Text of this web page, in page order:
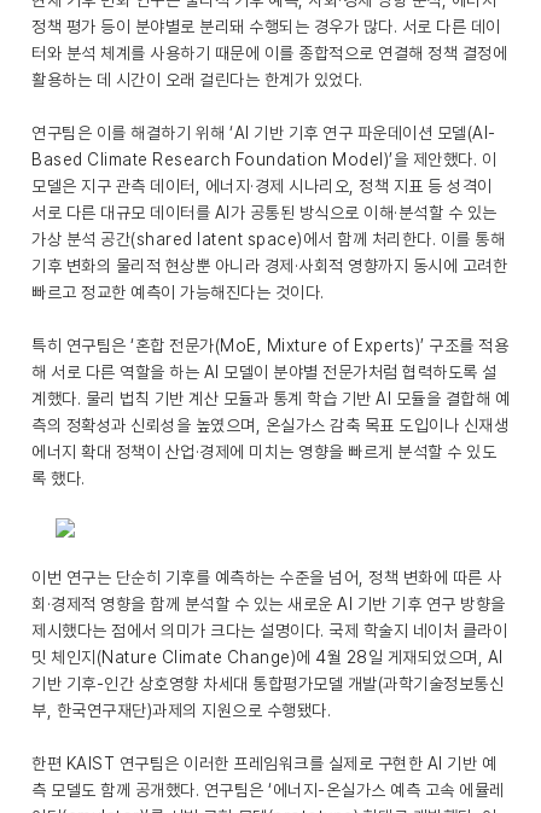
정책 평가 등이 분야별로 분리돼 수행되는 경우가 많다. 서로 다른 데이
터와 분석 체계를 사용하기 때문에 이를 종합적으로 연결해 정책 결정에
활용하는 데 시간이 오래 걸린다는 한계가 있었다.
연구팀은 이를 해결하기 위해 ‘AI 기반 기후 연구 파운데이션 모델(AI-
Based Climate Research Foundation Model)’을 제안했다. 이
모델은 지구 관측 데이터, 에너지·경제 시나리오, 정책 지표 등 성격이
서로 다른 대규모 데이터를 AI가 공통된 방식으로 이해·분석할 수 있는
가상 분석 공간(shared latent space)에서 함께 처리한다. 이를 통해
기후 변화의 물리적 현상뿐 아니라 경제·사회적 영향까지 동시에 고려한
빠르고 정교한 예측이 가능해진다는 것이다.
특히 연구팀은 ‘혼합 전문가(MoE, Mixture of Experts)’ 구조를 적용
해 서로 다른 역할을 하는 AI 모델이 분야별 전문가처럼 협력하도록 설
계했다. 물리 법칙 기반 계산 모듈과 통계 학습 기반 AI 모듈을 결합해 예
측의 정확성과 신뢰성을 높였으며, 온실가스 감축 목표 도입이나 신재생
에너지 확대 정책이 산업·경제에 미치는 영향을 빠르게 분석할 수 있도
록 했다.
이번 연구는 단순히 기후를 예측하는 수준을 넘어, 정책 변화에 따른 사
회·경제적 영향을 함께 분석할 수 있는 새로운 AI 기반 기후 연구 방향을
제시했다는 점에서 의미가 크다는 설명이다. 국제 학술지 네이처 클라이
밋 체인지(Nature Climate Change)에 4월 28일 게재되었으며, AI
기반 기후-인간 상호영향 차세대 통합평가모델 개발(과학기술정보통신
부, 한국연구재단)과제의 지원으로 수행됐다.
한편 KAIST 연구팀은 이러한 프레임워크를 실제로 구현한 AI 기반 예
측 모델도 함께 공개했다. 연구팀은 ‘에너지-온실가스 예측 고속 에뮬레